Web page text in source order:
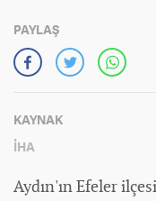
PAYLAŞ
KAYNAK
İHA
Aydın'ın Efeler